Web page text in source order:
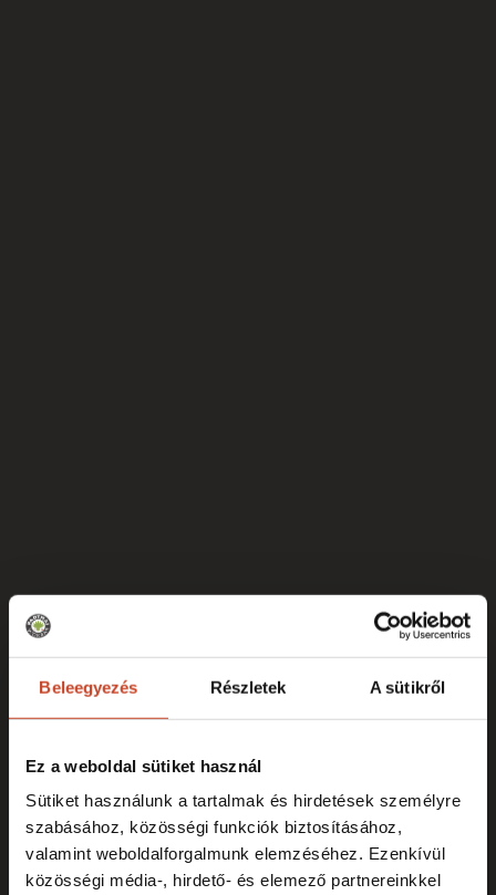
Beleegyezés Részletek A sütikről
Ez a weboldal sütiket használ
Sütiket használunk a tartalmak és hirdetések személyre
szabásához, közösségi funkciók biztosításához,
valamint weboldalforgalmunk elemzéséhez. Ezenkívül
közösségi média-, hirdető- és elemező partnereinkkel